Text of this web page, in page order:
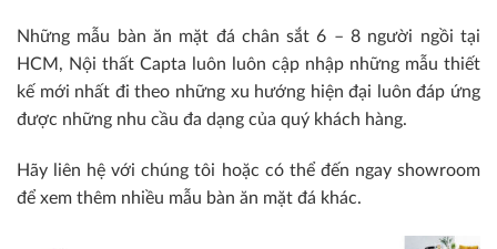
Những mẫu bàn ăn mặt đá chân sắt 6 – 8 người ngồi tại
HCM, Nội thất Capta luôn luôn cập nhập những mẫu thiết
kế mới nhất đi theo những xu hướng hiện đại luôn đáp ứng
được những nhu cầu đa dạng của quý khách hàng.
Hãy liên hệ với chúng tôi hoặc có thể đến ngay showroom
để xem thêm nhiều mẫu bàn ăn mặt đá khác.